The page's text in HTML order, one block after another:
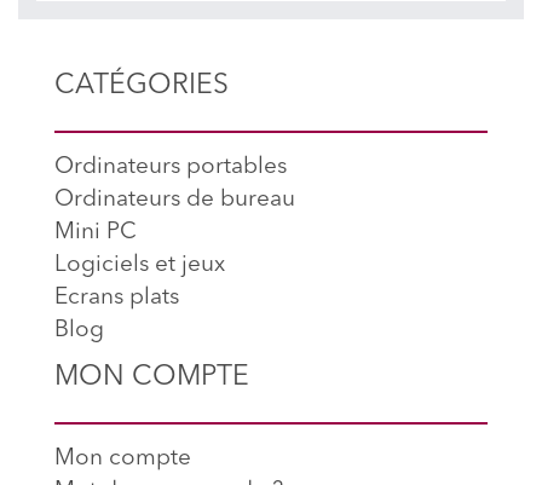
CATÉGORIES
Ordinateurs portables
Ordinateurs de bureau
Mini PC
Logiciels et jeux
Ecrans plats
Blog
MON COMPTE
Mon compte